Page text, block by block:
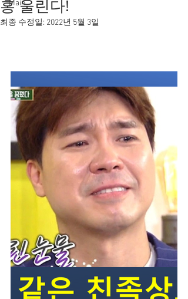
Main
홍 울린다!
최종 수정일: 2022년 5월 3일